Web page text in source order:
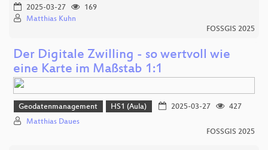
2025-03-27
169
Matthias Kuhn
FOSSGIS 2025
Der Digitale Zwilling - so wertvoll wie
eine Karte im Maßstab 1:1
Geodatenmanagement HS1 (Aula) 2025-03-27
427
Matthias Daues
FOSSGIS 2025